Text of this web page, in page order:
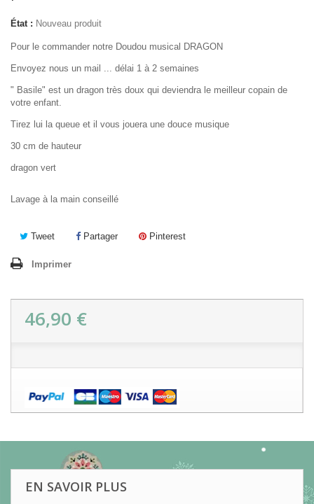
État : Nouveau produit
Pour le commander notre Doudou musical DRAGON
Envoyez nous un mail ... délai 1 à 2 semaines
" Basile" est un dragon très doux qui deviendra le meilleur copain de
votre enfant.
Tirez lui la queue et il vous jouera une douce musique
30 cm de hauteur
dragon vert
Lavage à la main conseillé
Tweet Partager Pinterest
Imprimer
46,90 €
EN SAVOIR PLUS